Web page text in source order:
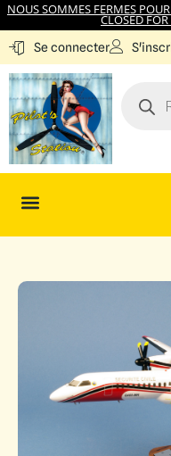
NOUS SOMMES FERMES
CLOSED
Se connecter